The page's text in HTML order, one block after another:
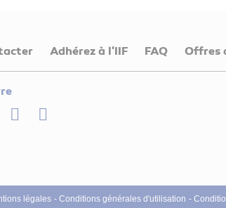
Adhérez à l'IIF FAQ Offres
Facebook
Youtube
légales Conditions générales d'utilisation